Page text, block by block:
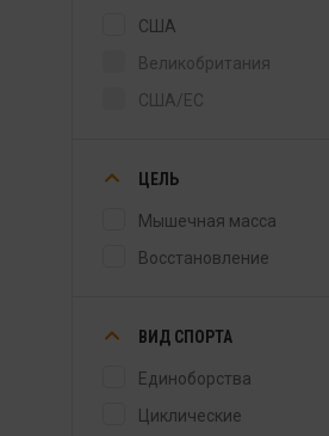
США
Великобритания
США/ЕС
ЦЕЛЬ
Мышечная масса
Восстановление
ВИД СПОРТА
Единоборства
Циклические